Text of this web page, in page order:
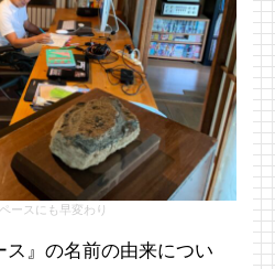
ースにも早変わり
』の名前の由来につい